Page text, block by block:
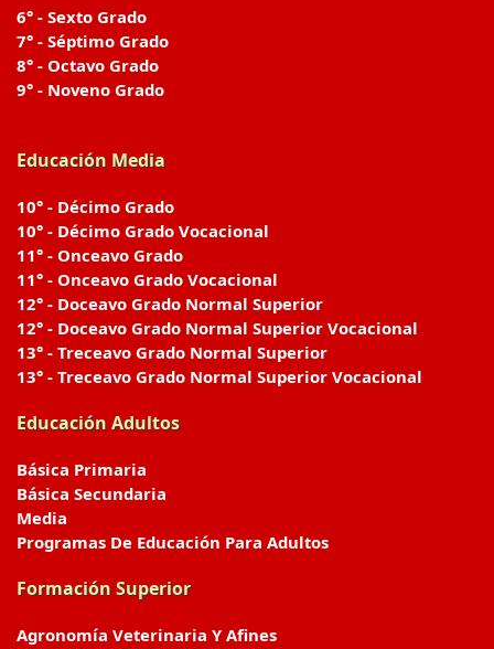
6° - Sexto Grado
7° - Séptimo Grado
8° - Octavo Grado
9° - Noveno Grado
Educación Media
10° - Décimo Grado
10° - Décimo Grado Vocacional
11° - Onceavo Grado
11° - Onceavo Grado Vocacional
12° - Doceavo Grado Normal Superior
12° - Doceavo Grado Normal Superior Vocacional
13° - Treceavo Grado Normal Superior
13° - Treceavo Grado Normal Superior Vocacional
Educación Adultos
Básica Primaria
Básica Secundaria
Media
Programas De Educación Para Adultos
Formación Superior
Agronomía Veterinaria Y Afines